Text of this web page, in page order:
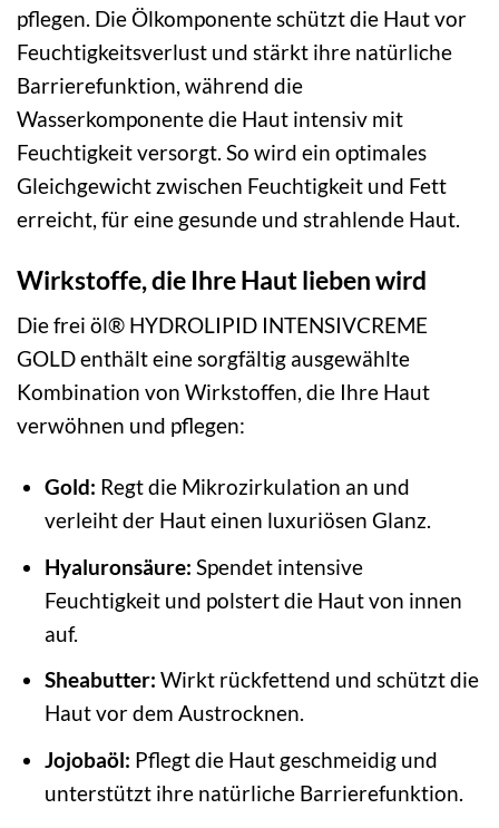
pflegen. Die Ölkomponente schützt die Haut vor
Feuchtigkeitsverlust und stärkt ihre natürliche
Barrierefunktion, während die
Wasserkomponente die Haut intensiv mit
Feuchtigkeit versorgt. So wird ein optimales
Gleichgewicht zwischen Feuchtigkeit und Fett
erreicht, für eine gesunde und strahlende Haut.
Wirkstoffe, die Ihre Haut lieben wird
Die frei öl® HYDROLIPID INTENSIVCREME
GOLD enthält eine sorgfältig ausgewählte
Kombination von Wirkstoffen, die Ihre Haut
verwöhnen und pflegen:
Gold: Regt die Mikrozirkulation an und
verleiht der Haut einen luxuriösen Glanz.
Hyaluronsäure: Spendet intensive
Feuchtigkeit und polstert die Haut von innen
auf.
Sheabutter: Wirkt rückfettend und schützt die
Haut vor dem Austrocknen.
Jojobaöl: Pflegt die Haut geschmeidig und
unterstützt ihre natürliche Barrierefunktion.